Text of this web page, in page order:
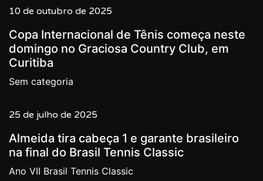
10 de outubro de 2025
Copa Internacional de Tênis começa neste
domingo no Graciosa Country Club, em
Curitiba
Sem categoria
25 de julho de 2025
Almeida tira cabeça 1 e garante brasileiro
na final do Brasil Tennis Classic
Ano VII Brasil Tennis Classic